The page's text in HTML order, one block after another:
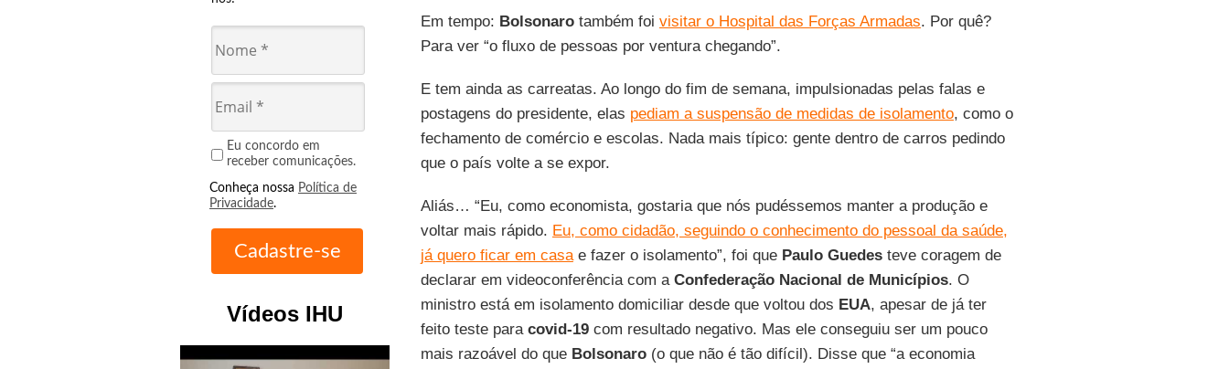
Eu concordo em
receber comunicações.
Conheça nossa Política de
Privacidade.
Vídeos IHU
Em tempo: Bolsonarotambém foi visitar o Hospital das Forças Armadas. Por quê?
Para ver “o fluxo de pessoas por ventura chegando”.
E tem ainda as carreatas. Ao longo do fim de semana, impulsionadas pelas falas e
postagens do presidente, elas pediam a suspensão de medidas de isolamento, como o
fechamento de comércio e escolas. Nada mais típico: gente dentro de carros pedindo
que o país volte a se expor.
Aliás… “Eu, como economista, gostaria que nós pudéssemos manter a produção e
voltar mais rápido. Eu, como cidadão, seguindo o conhecimento do pessoal da saúde,
já quero ficar em casae fazer o isolamento”, foi que Paulo Guedesteve coragem de
declarar em videoconferência com a Confederação Nacional de Municípios. O
ministro está em isolamento domiciliar desde que voltou dos EUA, apesar de já ter
feito teste para covid-19com resultado negativo. Mas ele conseguiu ser um pouco
mais razoável do que Bolsonaro(o que não é tão difícil). Disse que “a economia